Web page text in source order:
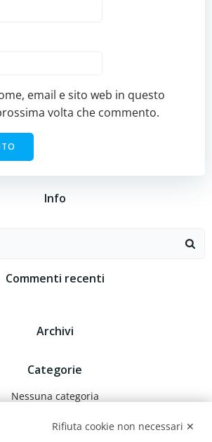
email e sito web in questo
volta che commento.
Info
Commenti recenti
Archivi
Categorie
Nessuna categoria
Meta
Rifiuta cookie non necessari ✕